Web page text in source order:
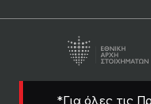
*Για όλες τις